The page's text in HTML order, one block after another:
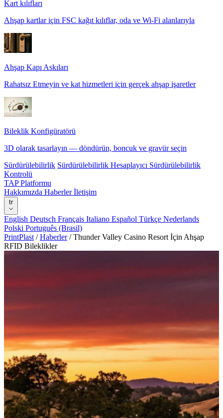
Kart kılıfları
Ahşap kartlar için FSC kağıt kılıflar, oda ve Wi-Fi alanlarıyla
Ahşap Kapı Askıları
Rahatsız Etmeyin ve kat hizmetleri için gerçek ahşap işaretler
Bileklik Konfigüratörü
3D olarak tasarlayın — döndürün, boncuk ve gravür seçin
Sürdürülebilirlik Sürdürülebilirlik Hesaplayıcı Sürdürülebilirlik
Kontrolü
TAP Platformu
Hakkımızda Haberlerİletişim
tr
English Deutsch Français Italiano Español Türkçe Nederlands
Polski Português (Brasil)
PrintPlast / Haberler / Thunder Valley Casino Resort İçin Ahşap
RFID Bileklikler